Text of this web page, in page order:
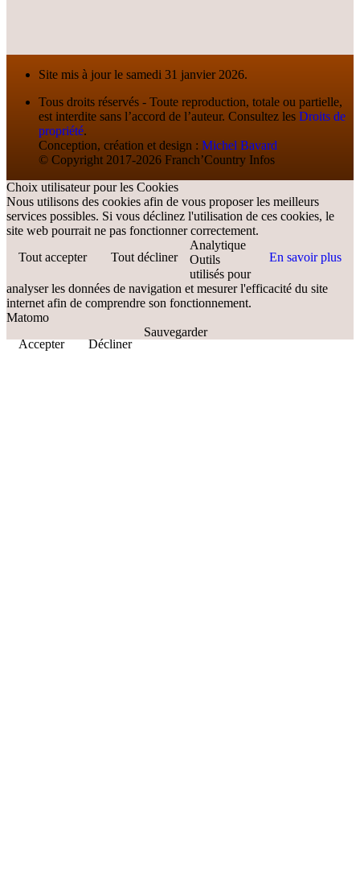
Site mis à jour le samedi 31 janvier 2026.
Tous droits réservés - Toute reproduction, totale ou partielle,
est interdite sans l’accord de l’auteur. Consultez les Droits de
propriété.
Conception, création et design : Michel Bavard
© Copyright 2017-2026 Franch’Country Infos
Choix utilisateur pour les Cookies
Nous utilisons des cookies afin de vous proposer les meilleurs
services possibles. Si vous déclinez l'utilisation de ces cookies, le
site web pourrait ne pas fonctionner correctement.
Tout accepter
Tout décliner En savoir plus
Analytique
Outils
utilisés pour
analyser les données de navigation et mesurer l'efficacité du site
internet afin de comprendre son fonctionnement.
Matomo
Accepter
Décliner
Sauvegarder